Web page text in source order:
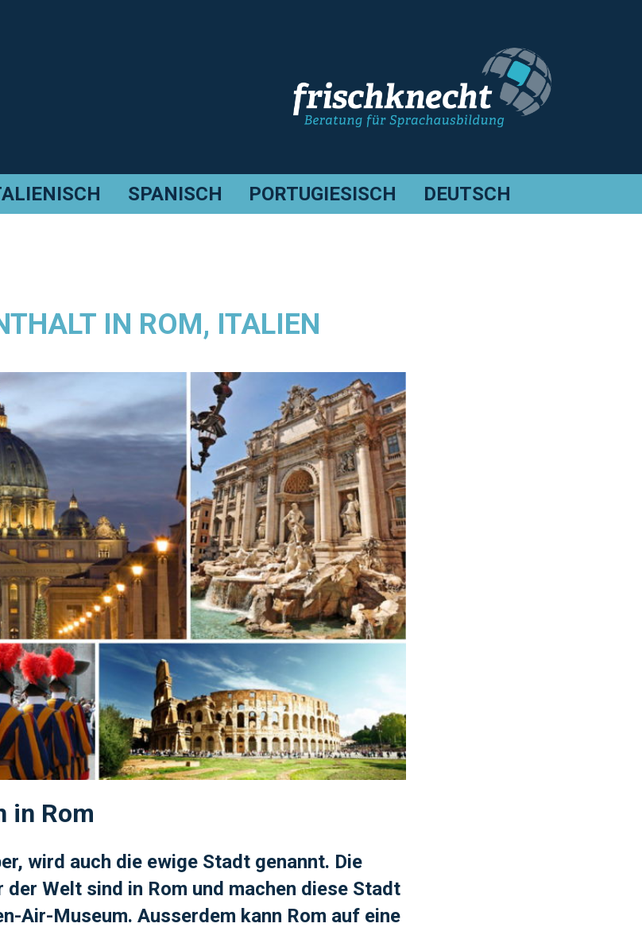
SPANISCH PORTUGIESISCH DEUTSCH
IN ROM, ITALIEN
in Rom
wird auch die ewige Stadt genannt. Die
Welt sind in Rom und machen diese Stadt
Air-Museum. Ausserdem kann Rom auf eine